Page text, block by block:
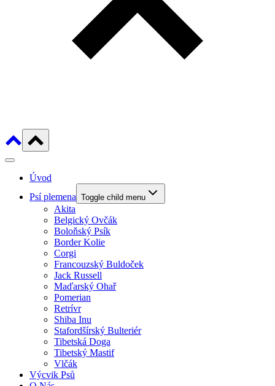
Úvod
Psí plemena Toggle child menu
Akita
Belgický Ovčák
Boloňský Psík
Border Kolie
Corgi
Francouzský Buldoček
Jack Russell
Maďarský Ohař
Pomerian
Retrívr
Shiba Inu
Stafordšírský Bulteriér
Tibetská Doga
Tibetský Mastif
Vlčák
Výcvik Psů